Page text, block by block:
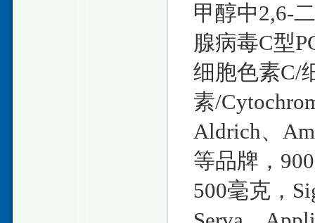
甲醇中2,6-
腺病毒C型
细胞色素C/
素/
Aldrich、
等品牌，
500毫克，